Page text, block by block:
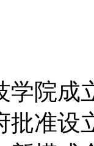
院成
批准设